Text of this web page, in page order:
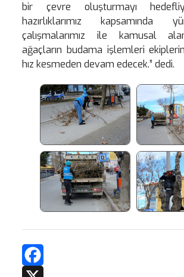
bir çevre oluşturmayı
hazırlıklarımız kapsamında
çalışmalarımız ile kamusal
ağaçların budama işlemleri
hız kesmeden devam edecek.” dedi.